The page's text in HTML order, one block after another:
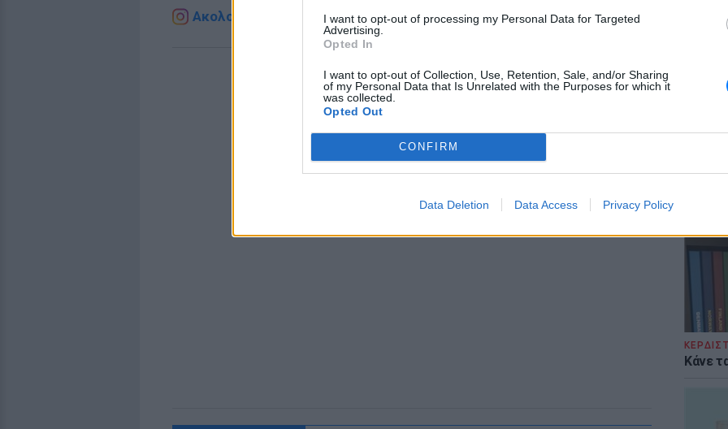
I want to opt-out of processing my Personal Data for Targeted
Advertising.
Opted In
I want to opt-out of Collection, Use, Retention, Sale, and/or Sharing
of my Personal Data that Is Unrelated with the Purposes for which it
was collected.
Opted Out
CONFIRM
Data Deletion Data Access Privacy Policy
τα
Κάνε
Ακολουθήστε το E-Radio.gr και στο Instagram